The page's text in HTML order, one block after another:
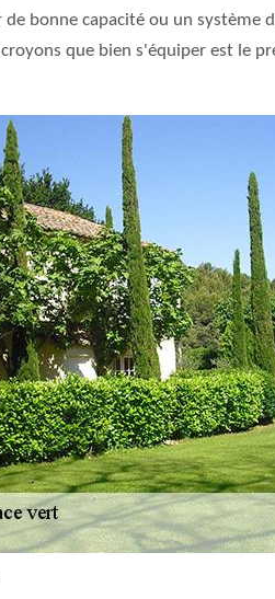
bonne capacité ou un système
que bien s'équiper est le